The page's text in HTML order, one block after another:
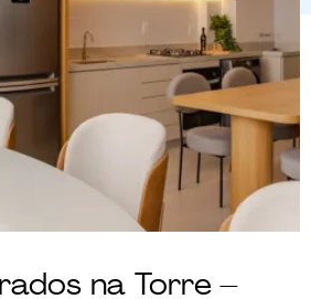
na Torre –